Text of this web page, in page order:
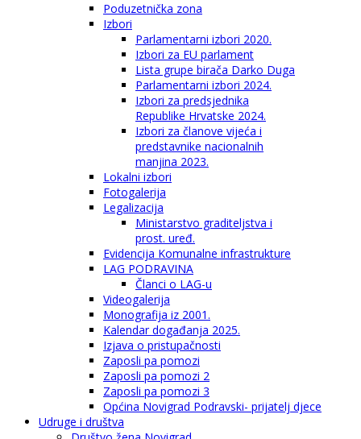
Poduzetnička zona
Izbori
Parlamentarni izbori 2020.
Izbori za EU parlament
Lista grupe birača Darko Duga
Parlamentarni izbori 2024.
Izbori za predsjednika
Republike Hrvatske 2024.
Izbori za članove vijeća i
predstavnike nacionalnih
manjina 2023.
Lokalni izbori
Fotogalerija
Legalizacija
Ministarstvo graditeljstva i
prost. uređ.
Evidencija Komunalne infrastrukture
LAG PODRAVINA
Članci o LAG-u
Videogalerija
Monografija iz 2001.
Kalendar događanja 2025.
Izjava o pristupačnosti
Zaposli pa pomozi
Zaposli pa pomozi 2
Zaposli pa pomozi 3
Općina Novigrad Podravski- prijatelj djece
Udruge i društva